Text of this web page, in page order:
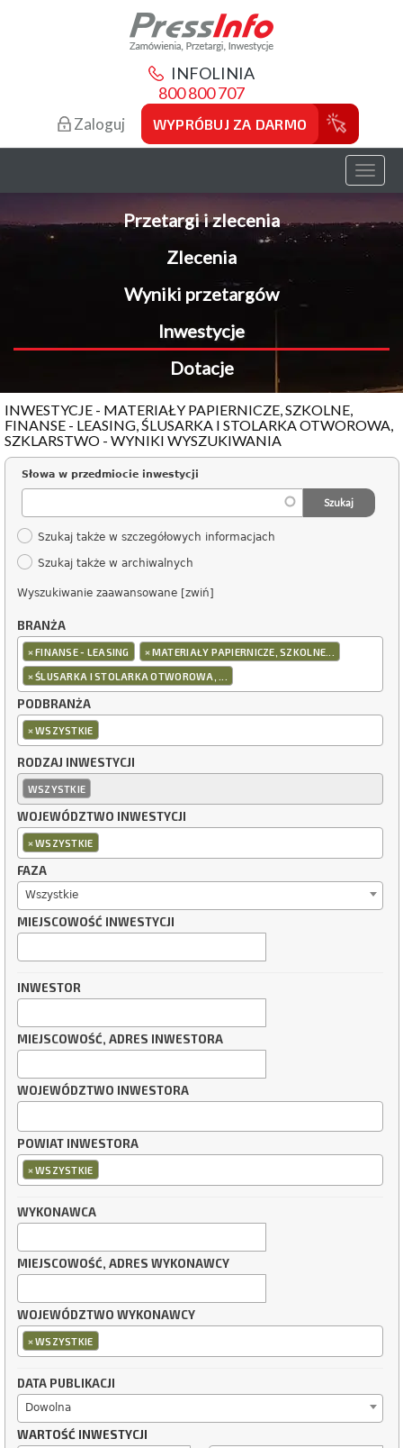
INFOLINIA
800 800 707
Zaloguj WYPRÓBUJ ZA DARMO
Toggle
Przetargi i zlecenia
Zlecenia
Wyniki przetargów
Inwestycje
Dotacje
INWESTYCJE - MATERIAŁY PAPIERNICZE, SZKOLNE,
FINANSE - LEASING, ŚLUSARKA I STOLARKA OTWOROWA,
SZKLARSTWO - WYNIKI WYSZUKIWANIA
Słowa w przedmiocie inwestycji
Szukaj także w szczegółowych informacjach
Szukaj także w archiwalnych
Wyszukiwanie zaawansowane [zwiń]
BRANŻA
×FINANSE - LEASING ×MATERIAŁY PAPIERNICZE, SZKOLNE...
×ŚLUSARKA I STOLARKA OTWOROWA, ...
PODBRANŻA
×WSZYSTKIE
RODZAJ INWESTYCJI
WSZYSTKIE
WOJEWÓDZTWO INWESTYCJI
×WSZYSTKIE
FAZA
Wszystkie
MIEJSCOWOŚĆ INWESTYCJI
INWESTOR
MIEJSCOWOŚĆ, ADRES INWESTORA
WOJEWÓDZTWO INWESTORA
POWIAT INWESTORA
×WSZYSTKIE
WYKONAWCA
MIEJSCOWOŚĆ, ADRES WYKONAWCY
WOJEWÓDZTWO WYKONAWCY
×WSZYSTKIE
DATA PUBLIKACJI
Dowolna
WARTOŚĆ INWESTYCJI